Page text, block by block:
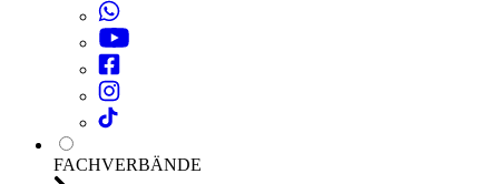
FACHVERBÄNDE